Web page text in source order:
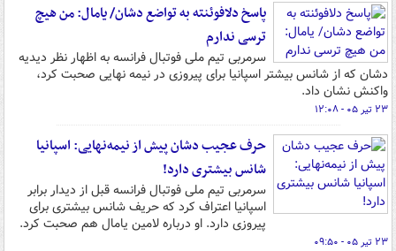
پاسخ دلافوئنته به تواضع دشان/ یامال: من هیچ
ترسی ندارم
سرمربی تیم ملی فوتبال فرانسه به اظهار نظر دیدیه
دشان که از شانس بیشتر اسپانیا برای پیروزی در نیمه نهایی صحبت کرد،
واکنش نشان داد.
۲۳ تیر ۰۵ - ۱۲:۰۸
حرف عجیب دشان پیش از نیمه‌نهایی: اسپانیا
شانس بیشتری دارد!
سرمربی تیم ملی فوتبال فرانسه قبل از دیدار برابر
اسپانیا اعتراف کرد که حریف شانس بیشتری برای
پیروزی دارد. او درباره لامین یامال هم صحبت کرد.
۲۳ تیر ۰۵ - ۰۹:۵۰